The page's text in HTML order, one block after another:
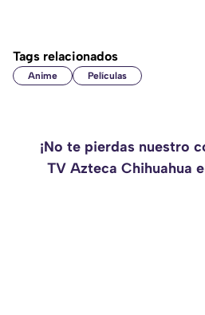
Tags relacionados
Anime Películas
¡No te pierdas nuestro
TV Azteca Chihuahua